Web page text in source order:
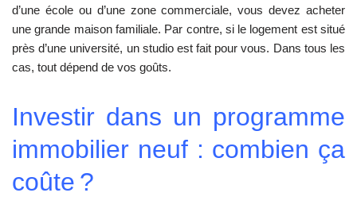
d’une école ou d’une zone commerciale, vous devez acheter
une grande maison familiale. Par contre, si le logement est situé
près d’une université, un studio est fait pour vous. Dans tous les
cas, tout dépend de vos goûts.
Investir dans un programme
immobilier neuf : combien ça
coûte ?